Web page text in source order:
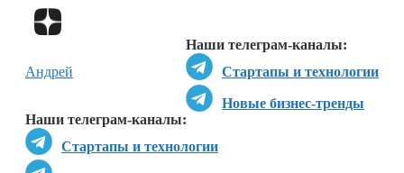
Наши телеграм-каналы:
Стартапы и технологии
Новые бизнес-тренды
Наши телеграм-каналы:
Стартапы и технологии
Андрей